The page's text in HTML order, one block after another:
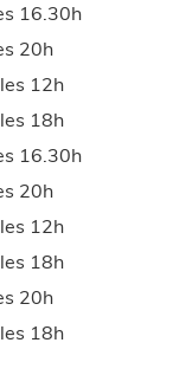
16.30h
20h
12h
18h
16.30h
20h
12h
18h
20h
18h